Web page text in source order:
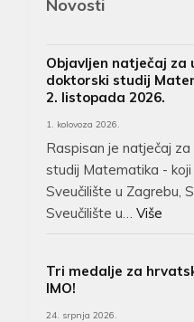
Novosti
Objavljen natječaj za
doktorski studij
2. listopada 2026.
1. kolovoza 2026.
Raspisan je natječaj
studij Matematika -
Sveučilište u Zagrebu,
Sveučilište u…Više
Tri medalje za
IMO!
24. srpnja 2026.